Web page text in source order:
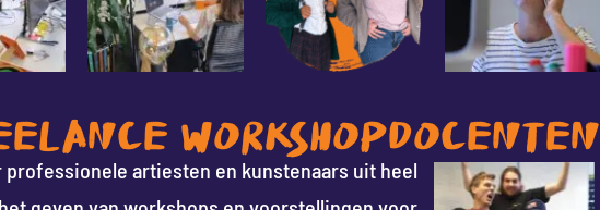
WORKSHOPDOCENTEN
professionele artiesten en kunstenaars uit heel